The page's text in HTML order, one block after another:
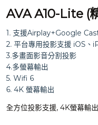
AVA A10-Lite (
1. 支援Airplay+Google
2. 平台專用投影支援 iOS
3.多畫面影音分割投影
4.多螢幕輸出
5. Wifi 6
6. 4K 螢幕輸出
全方位投影支援, 4K螢幕輸出